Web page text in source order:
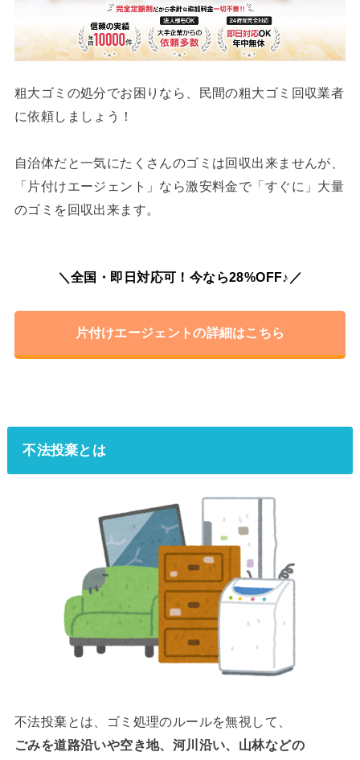
粗大ゴミの処分でお困りなら、民間の粗大ゴミ回収業者
に依頼しましょう！
自治体だと一気にたくさんのゴミは回収出来ませんが、
「片付けエージェント」なら激安料金で「すぐに」大量
のゴミを回収出来ます。
＼全国・即日対応可！今なら28%OFF♪／
片付けエージェントの詳細はこちら
不法投棄とは
不法投棄とは、ゴミ処理のルールを無視して、
ごみを道路沿いや空き地、河川沿い、山林などの